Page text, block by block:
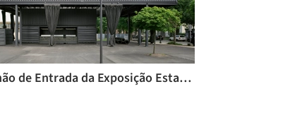
Pavilhão de Entrada da Exposição Estatal da Saxônia 2020 / AFF architekten + Georgi Architektur + Ilja Oelschlägel Produkt Design